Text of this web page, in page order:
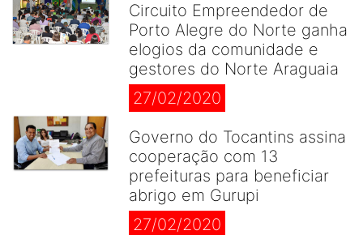
Circuito Empreendedor de
Porto Alegre do Norte ganha
elogios da comunidade e
gestores do Norte Araguaia
27/02/2020
Governo do Tocantins assina
cooperação com 13
prefeituras para beneficiar
abrigo em Gurupi
27/02/2020